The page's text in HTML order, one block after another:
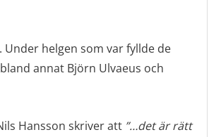
Under helgen som var fyllde de
annat Björn Ulvaeus och
Hansson skriver att ”…det är rätt